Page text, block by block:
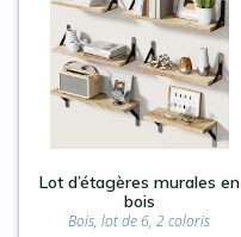
Lot d’étagères murales en
bois
Bois, lot de 6, 2 coloris